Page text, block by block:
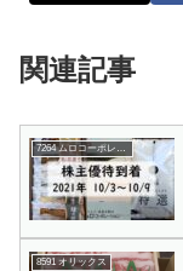
関連記事
7264 ムロコーポレーション
8591 オリックス